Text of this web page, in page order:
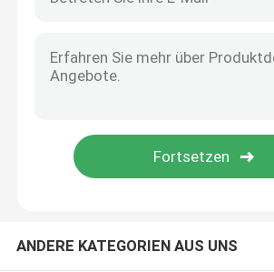
ANDERE KATEGORIEN AUS UNS